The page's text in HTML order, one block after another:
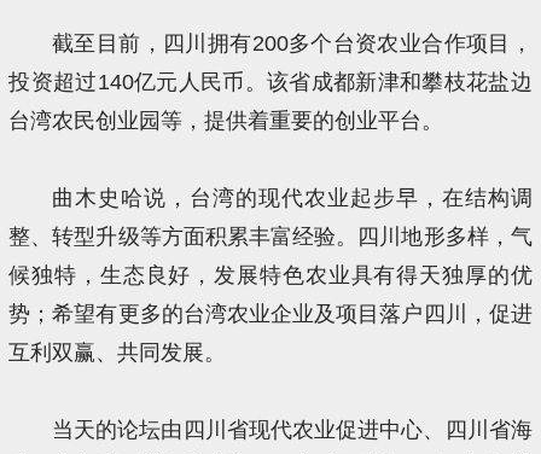
截至目前，四川拥有200多个台资农业合作项目，
投资超过140亿元人民币。该省成都新津和攀枝花盐边
台湾农民创业园等，提供着重要的创业平台。
曲木史哈说，台湾的现代农业起步早，在结构调
整、转型升级等方面积累丰富经验。四川地形多样，气
候独特，生态良好，发展特色农业具有得天独厚的优
势；希望有更多的台湾农业企业及项目落户四川，促进
互利双赢、共同发展。
当天的论坛由四川省现代农业促进中心、四川省海